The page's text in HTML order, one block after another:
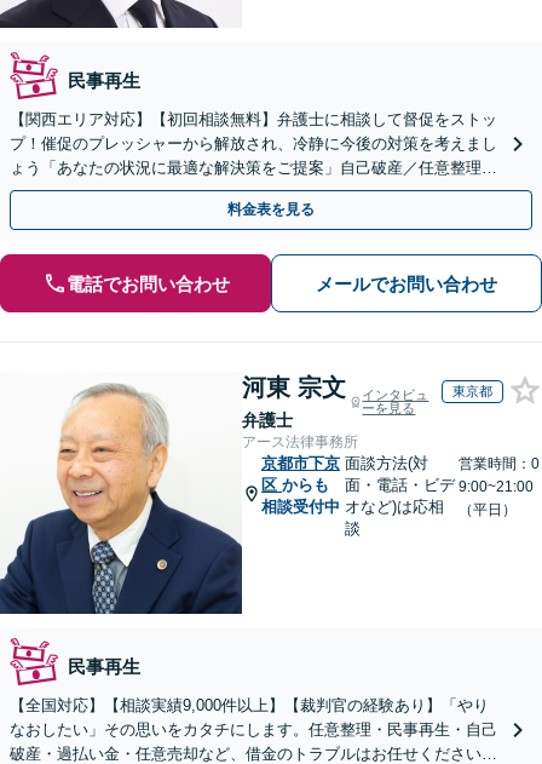
民事再生
【関西エリア対応】【初回相談無料】弁護士に相談して督促をストッ
プ！催促のプレッシャーから解放され、冷静に今後の対策を考えまし
ょう「あなたの状況に最適な解決策をご提案」自己破産／任意整理／
個人再生／時効の援用／過払い金請求【休日・夜間相談可】
料金表を見る
電話でお問い合わせ メールでお問い合わせ
河東 宗文
弁護士
インタビュ
ーを見る
東京都
アース法律事務所
京都市下京
区 からも
相談受付中
面談方法(対
面・電話・ビデ
オなど)は応相
談
営業時間：0
9:00~21:00
（平日）
民事再生
【全国対応】【相談実績9,000件以上】【裁判官の経験あり】「やり
なおしたい」その思いをカタチにします。任意整理・民事再生・自己
破産・過払い金・任意売却など、借金のトラブルはお任せください。